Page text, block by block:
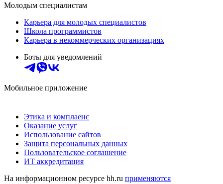
Молодым специалистам
Карьера для молодых специалистов
Школа программистов
Карьера в некоммерческих организациях
Боты для уведомлений
Мобильное приложение
Этика и комплаенс
Оказание услуг
Использование сайтов
Защита персональных данных
Пользовательское соглашение
ИТ аккредитация
На информационном ресурсе hh.ru применяются